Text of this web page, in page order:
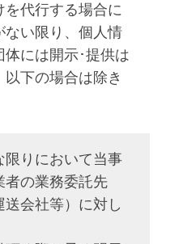
代行する場合に
ない限り、個人情
には開示･提供は
下の場合は除き
限りにおいて当事
者の業務委託先
送会社等）に対し